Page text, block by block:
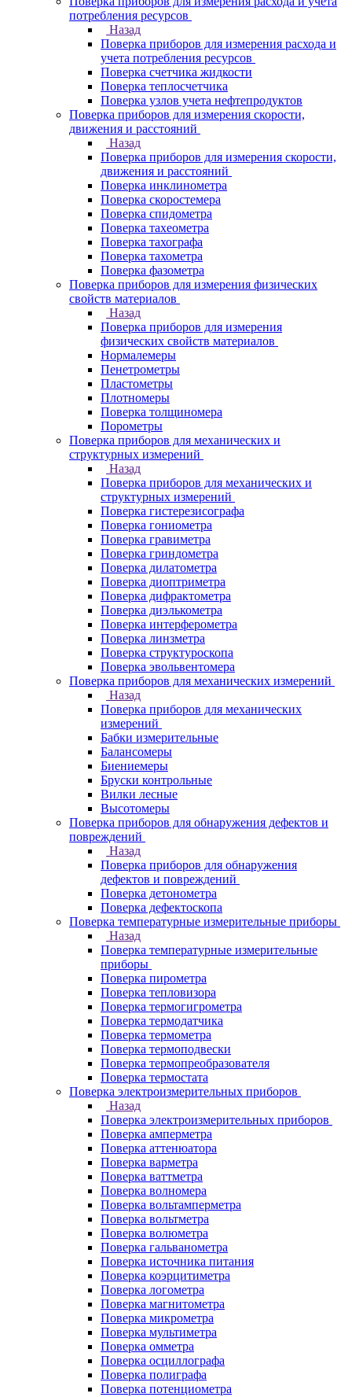
потребления ресурсов
Назад
Поверка приборов для измерения расхода и
учета потребления ресурсов
Поверка счетчика жидкости
Поверка теплосчетчика
Поверка узлов учета нефтепродуктов
Поверка приборов для измерения скорости,
движения и расстояний
Назад
Поверка приборов для измерения скорости,
движения и расстояний
Поверка инклинометра
Поверка скоростемера
Поверка спидометра
Поверка тахеометра
Поверка тахографа
Поверка тахометра
Поверка фазометра
Поверка приборов для измерения физических
свойств материалов
Назад
Поверка приборов для измерения
физических свойств материалов
Нормалемеры
Пенетрометры
Пластометры
Плотномеры
Поверка толщиномера
Порометры
Поверка приборов для механических и
структурных измерений
Назад
Поверка приборов для механических и
структурных измерений
Поверка гистерезисографа
Поверка гониометра
Поверка гравиметра
Поверка гриндометра
Поверка дилатометра
Поверка диоптриметра
Поверка дифрактометра
Поверка диэлькометра
Поверка интерферометра
Поверка линзметра
Поверка структуроскопа
Поверка эвольвентомера
Поверка приборов для механических измерений
Назад
Поверка приборов для механических
измерений
Бабки измерительные
Балансомеры
Биениемеры
Бруски контрольные
Вилки лесные
Высотомеры
Поверка приборов для обнаружения дефектов и
повреждений
Назад
Поверка приборов для обнаружения
дефектов и повреждений
Поверка детонометра
Поверка дефектоскопа
Поверка температурные измерительные приборы
Назад
Поверка температурные измерительные
приборы
Поверка пирометра
Поверка тепловизора
Поверка термогигрометра
Поверка термодатчика
Поверка термометра
Поверка термоподвески
Поверка термопреобразователя
Поверка термостата
Поверка электроизмерительных приборов
Назад
Поверка электроизмерительных приборов
Поверка амперметра
Поверка аттенюатора
Поверка варметра
Поверка ваттметра
Поверка волномера
Поверка вольтамперметра
Поверка вольтметра
Поверка волюметра
Поверка гальванометра
Поверка источника питания
Поверка коэрцитиметра
Поверка логометра
Поверка магнитометра
Поверка микрометра
Поверка мультиметра
Поверка омметра
Поверка осциллографа
Поверка полиграфа
Поверка потенциометра